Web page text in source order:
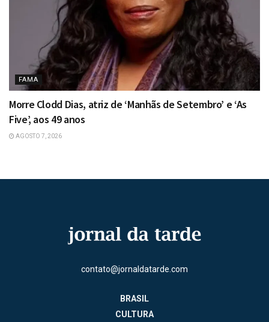
FAMA
Morre Clodd Dias, atriz de ‘Manhãs de Setembro’ e ‘As
Five’, aos 49 anos
AGOSTO 7, 2026
contato@jornaldatarde.com
BRASIL
CULTURA